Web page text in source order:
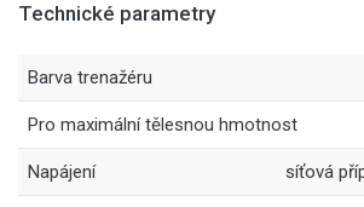
Technické parametry
Barva trenažéru
Pro maximální tělesnou hmotnost
Napájení síťová